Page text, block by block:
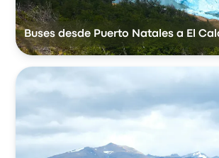
Buses desde Puerto Natales a El